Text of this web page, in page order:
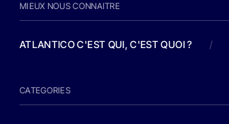
MIEUX NOUS CONNAITRE
ATLANTICO C'EST QUI, C'EST QUOI ? /
CATEGORIES